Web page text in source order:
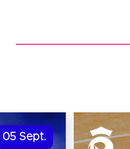
05 Sept.